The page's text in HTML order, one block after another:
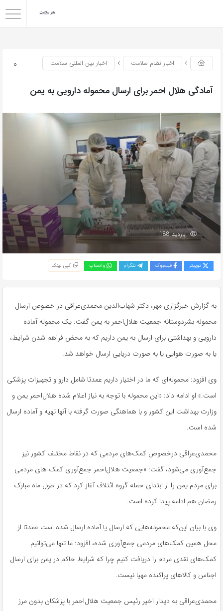
0 اخبار نظام سلامت اخبار بین المللی سلامت
آمادگی هلال احمر برای ارسال محموله دارویی به یمن
بازدید 188
توییتر فیسبوک تلگرام واتساپ کپی لینک
به گزارش خبرگزاری مهر، دکتر شهاب‌الدین محمدی‌عراقی در خصوص ارسال
محموله بشردوستانه جمعیت هلال‌احمر به یمن گفت: یک محموله آماده
دارویی و بهداشتی برای ارسال به یمن داریم که به محض فراهم شدن شرایط،
یا به صورت هوایی یا به صورت دریایی ارسال خواهد شد.
وی افزود: محموله‌ای که ما در اختیار داریم عمدتا شامل دارو و تجهیزات پزشکی
است.» او ادامه داد: «این محموله با توجه به نیاز اعلام شده هلال‌احمر یمن و
وزارت بهداشت این کشور و با هماهنگی صورت گرفته با آنها تهیه و آماده ارسال
شده است.
محمدی‌عراقی درخصوص کمک‌های مردمی که در نقاط مختلف کشور نیز
جمع‌آوری می‌شود، گفت: «جمعیت هلال‌احمر جمع‌آوری کمک های مردمی
برای مردم یمن را از ابتدای حمله گروه ائتلاف آغاز کرد که در طول ماه مبارک
رمضان هم ادامه پیدا کرده است.
وی با بیان این‌که محموله‌هایی که ارسال یا آماده ارسال شده است عمدتا از
محل همین کمک‌های مردمی جمع‌آوری شده، افزود: ما تنها می‌توانیم
کمک‌های نقدی مردم را دریافت کنیم چرا که شرایط حاکم در یمن برای ارسال
اجناس و کالاهای پراکنده مهیا نیست.
محمدی‌عراقی به دیدار اخیر رئیس جمعیت هلال‌احمر با پزشکان بدون مرز